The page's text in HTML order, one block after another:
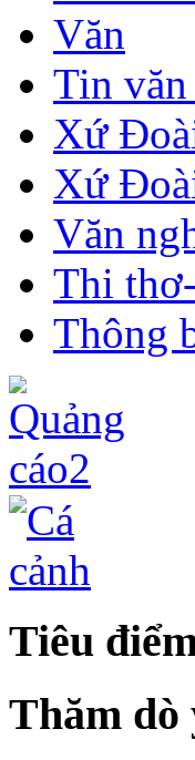
Văn
Tin văn
Xứ
Xứ
Văn
Thi
Thông
Tiêu
Thăm dò